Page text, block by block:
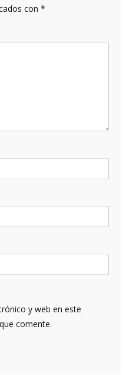
con *
y web en este
comente.